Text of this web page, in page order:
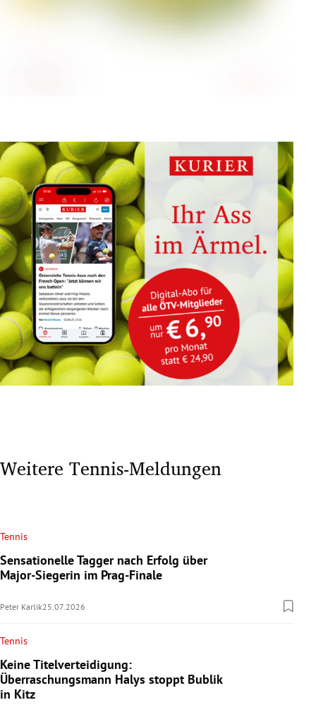
Weitere Tennis-Meldungen
Tennis
Sensationelle Tagger nach Erfolg über
Major-Siegerin im Prag-Finale
Peter Karlik25.07.2026
Tennis
Keine Titelverteidigung:
Überraschungsmann Halys stoppt Bublik
in Kitz